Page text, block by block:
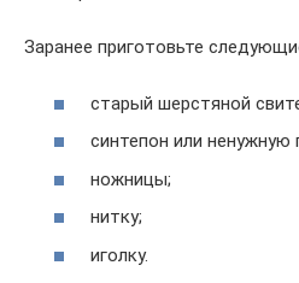
Заранее приготовьте
старый шерстяной
синтепон или ненужную
ножницы;
нитку;
иголку.